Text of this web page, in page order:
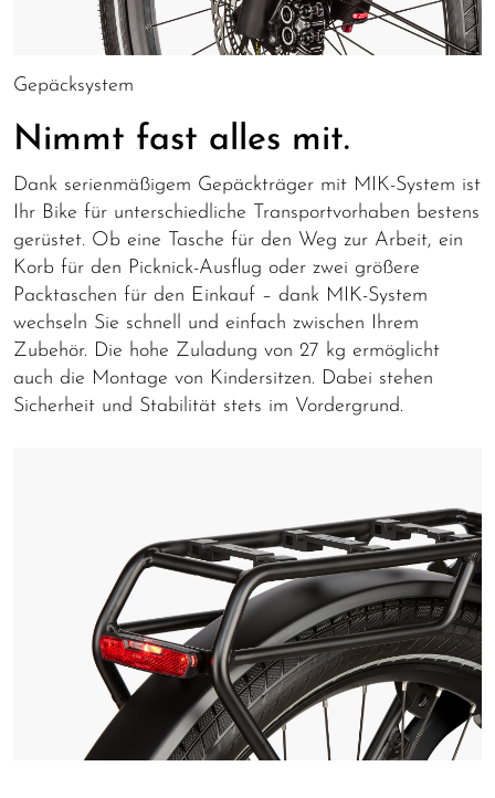
Gepäcksystem
Nimmt fast alles mit.
Dank serienmäßigem Gepäckträger mit MIK-System ist
Ihr Bike für unterschiedliche Transportvorhaben bestens
gerüstet. Ob eine Tasche für den Weg zur Arbeit, ein
Korb für den Picknick-Ausflug oder zwei größere
Packtaschen für den Einkauf – dank MIK-System
wechseln Sie schnell und einfach zwischen Ihrem
Zubehör. Die hohe Zuladung von 27 kg ermöglicht
auch die Montage von Kindersitzen. Dabei stehen
Sicherheit und Stabilität stets im Vordergrund.